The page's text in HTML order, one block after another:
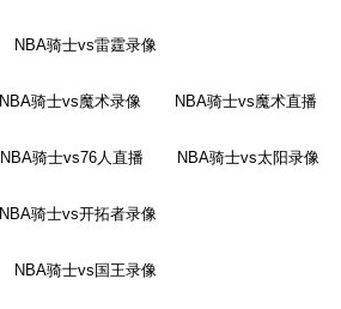
NBA骑士vs雷霆录像
NBA骑士vs魔术录像 NBA骑士vs魔术直播
NBA骑士vs76人直播 NBA骑士vs太阳录像
NBA骑士vs开拓者录像
NBA骑士vs国王录像